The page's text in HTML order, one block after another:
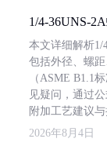
1/4-36UNS-
本文详细解析1/
包括外径、螺
（ASME B1.1
见疑问，通过
附加工艺建议与
2026年8月4日